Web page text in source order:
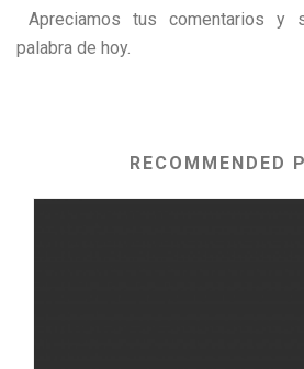
Apreciamos tus comentarios y
palabra de hoy.
RECOMMENDED